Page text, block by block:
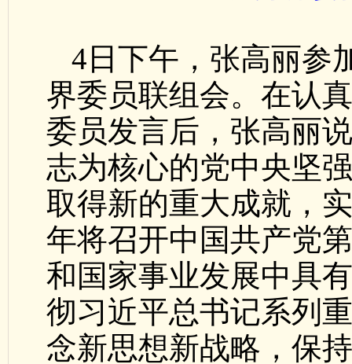
4日下午，张高丽参
界委员联组会。在认
委员发言后，张高丽
志为核心的党中央坚
取得新的重大成就，
年将召开中国共产党
和国家事业发展中具
彻习近平总书记系列
念新思想新战略，保